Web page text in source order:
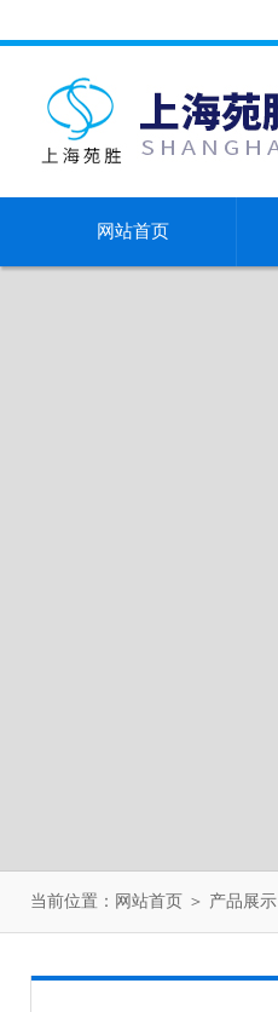
网站首页
当前位置： 网站首页 ＞ 产品展示